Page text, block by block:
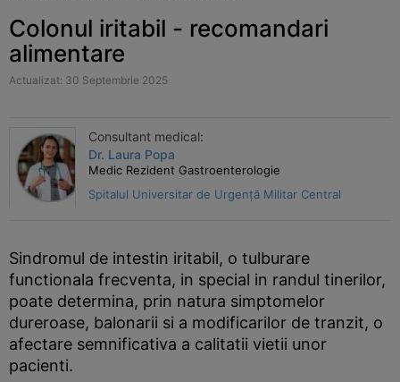
Colonul iritabil - recomandari
alimentare
Actualizat: 30 Septembrie 2025
Consultant medical:
Dr. Laura Popa
Medic Rezident Gastroenterologie
Spitalul Universitar de Urgență Militar Central
Sindromul de intestin iritabil, o tulburare
functionala frecventa, in special in randul tinerilor,
poate determina, prin natura simptomelor
dureroase, balonarii si a modificarilor de tranzit, o
afectare semnificativa a calitatii vietii unor
pacienti.